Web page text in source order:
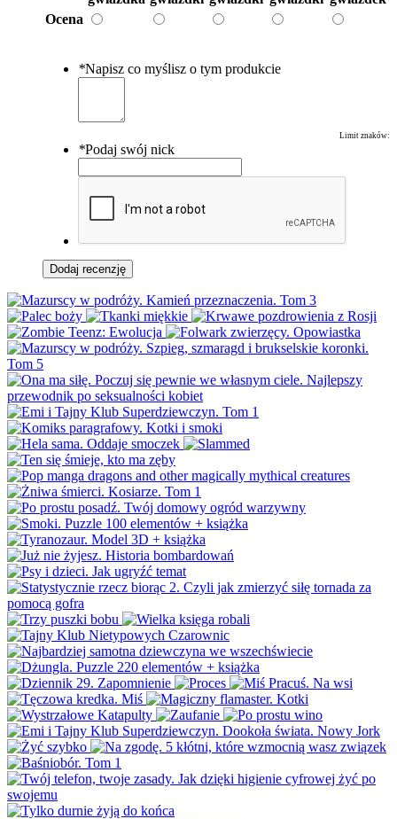
Ocena
*Napisz co myślisz o tym produkcie
Limit znaków:
*Podaj swój nick
Dodaj recenzję